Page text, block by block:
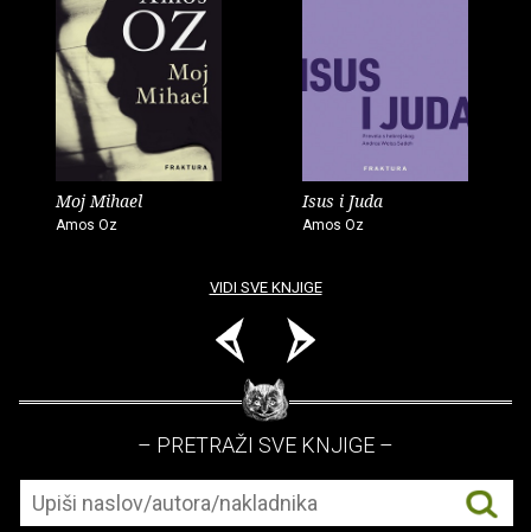
Moj Mihael
Amos Oz
Isus i Juda
Amos Oz
VIDI SVE KNJIGE
– PRETRAŽI SVE KNJIGE –